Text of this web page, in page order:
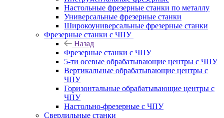
Настольные фрезерные станки по металлу
Универсальные фрезерные станки
Широкоуниверсальные фрезерные станки
Фрезерные станки с ЧПУ
Назад
Фрезерные станки с ЧПУ
5-ти осевые обрабатывающие центры с ЧПУ
Вертикальные обрабатывающие центры с
ЧПУ
Горизонтальные обрабатывающие центры с
ЧПУ
Настольно-фрезерные с ЧПУ
Сверлильные станки